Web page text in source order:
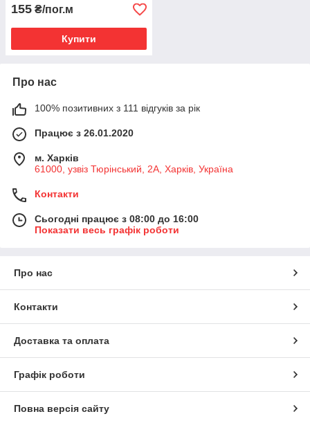
155 ₴/пог.м
Купити
Про нас
100% позитивних з 111 відгуків за рік
Працює з 26.01.2020
м. Харків
61000, узвіз Тюрінський, 2А, Харків, Україна
Контакти
Сьогодні працює з 08:00 до 16:00
Показати весь графік роботи
Про нас
Контакти
Доставка та оплата
Графік роботи
Повна версія сайту